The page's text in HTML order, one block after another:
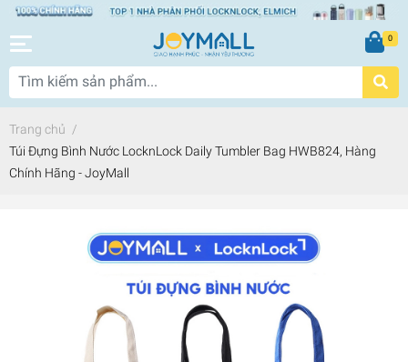
0
Trang chủ /
Túi Đựng Bình Nước LocknLock Daily Tumbler Bag HWB824, Hàng
Chính Hãng - JoyMall